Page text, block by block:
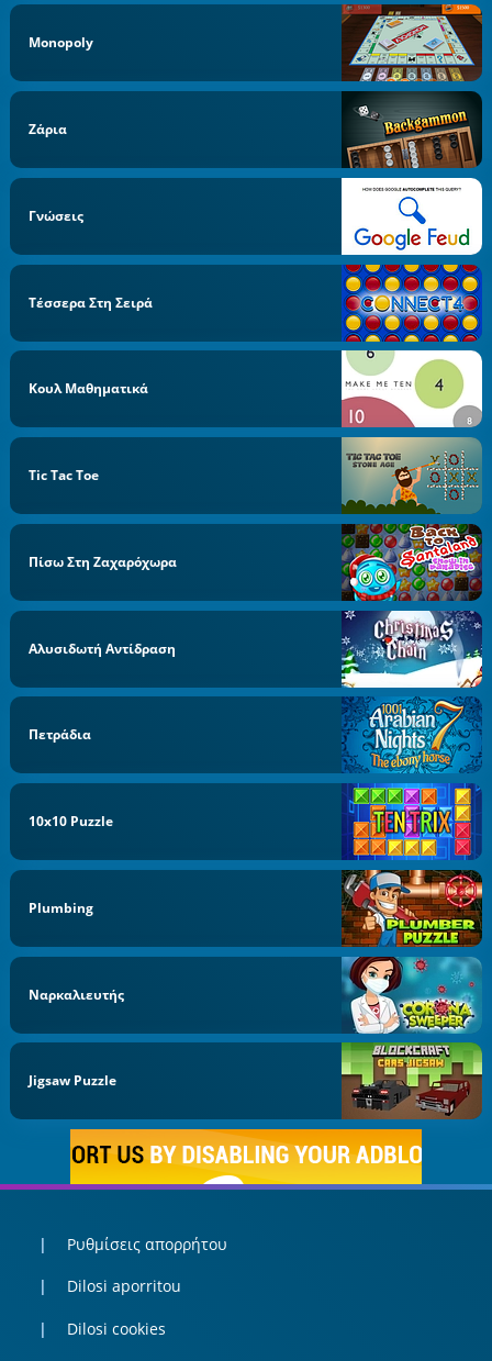
Monopoly
Ζάρια
Γνώσεις
Τέσσερα Στη Σειρά
Κουλ Μαθηματικά
Tic Tac Toe
Πίσω Στη Ζαχαρόχωρα
Αλυσιδωτή Αντίδραση
Πετράδια
10x10 Puzzle
Plumbing
Ναρκαλιευτής
Jigsaw Puzzle
Ρυθμίσεις απορρήτου
Dilosi aporritou
Dilosi cookies